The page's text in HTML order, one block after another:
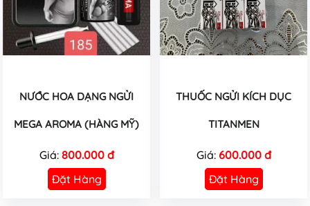
NƯỚC HOA DẠNG NGỬI
MEGA AROMA (HÀNG MỸ)
Giá: 800.000 đ
Đặt Hàng
THUỐC NGỬI KÍCH DỤC
TITANMEN
Giá: 600.000 đ
Đặt Hàng